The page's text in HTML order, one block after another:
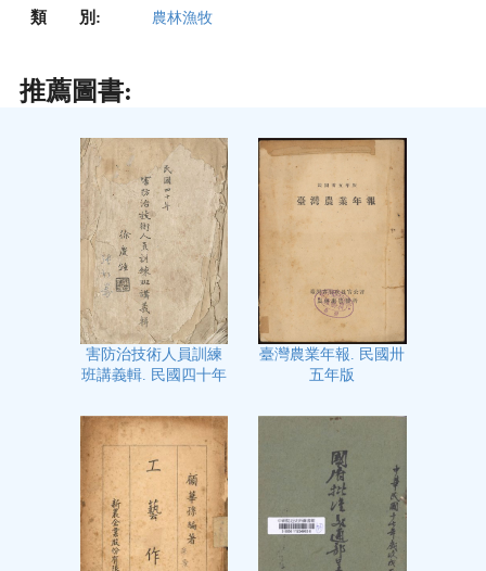
類 別: 農林漁牧
推薦圖書:
害防治技術人員訓練
班講義輯. 民國四十年
臺灣農業年報. 民國卅
五年版